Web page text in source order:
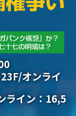
オンライ
ライン：16,5